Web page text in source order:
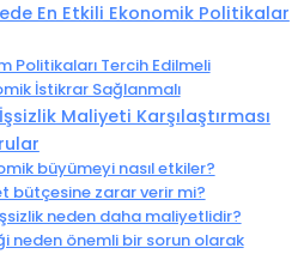
En Etkili Ekonomik Politikalar
Politikaları Tercih Edilmeli
İstikrar Sağlanmalı
Maliyeti Karşılaştırması
büyümeyi nasıl etkiler?
bütçesine zarar verir mi?
neden daha maliyetlidir?
neden önemli bir sorun olarak